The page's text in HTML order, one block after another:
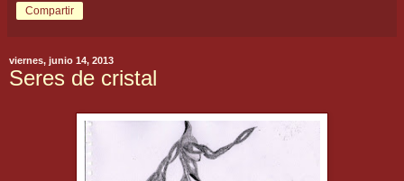
Compartir
viernes, junio 14, 2013
Seres de cristal